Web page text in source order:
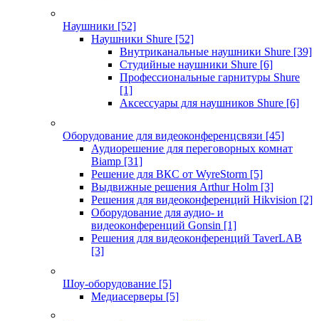
Наушники [52]
Наушники Shure [52]
Внутриканальные наушники Shure [39]
Студийные наушники Shure [6]
Профессиональные гарнитуры Shure
[1]
Аксессуары для наушников Shure [6]
Оборудование для видеоконференцсвязи [45]
Аудиорешение для переговорных комнат
Biamp [31]
Решение для ВКС от WyreStorm [5]
Выдвижные решения Arthur Holm [3]
Решения для видеоконференций Hikvision [2]
Оборудование для аудио- и
видеоконференций Gonsin [1]
Решения для видеоконференций TaverLAB
[3]
Шоу-оборудование [5]
Медиасерверы [5]